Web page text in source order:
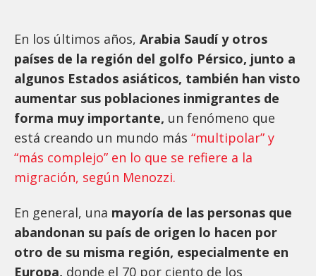
En los últimos años, Arabia Saudí y otros
países de la región del golfo Pérsico, junto a
algunos Estados asiáticos, también han visto
aumentar sus poblaciones inmigrantes de
forma muy importante, un fenómeno que
está creando un mundo más “multipolar” y
“más complejo” en lo que se refiere a la
migración, según Menozzi.
En general, una mayoría de las personas que
abandonan su país de origen lo hacen por
otro de su misma región, especialmente en
Europa, donde el 70 por ciento de los